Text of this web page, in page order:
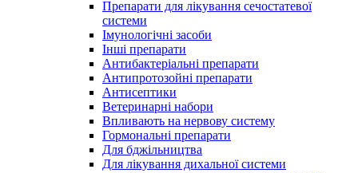
Препарати для лікування сечостатевої
системи
Імунологічні засоби
Інші препарати
Антибактеріальні препарати
Антипротозойні препарати
Антисептики
Ветеринарні набори
Впливають на нервову систему
Гормональні препарати
Для бджільництва
Для лікування дихальної системи